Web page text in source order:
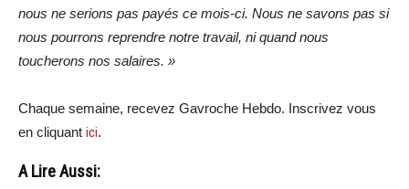
nous ne serions pas payés ce mois-ci. Nous ne savons pas si
nous pourrons reprendre notre travail, ni quand nous
toucherons nos salaires. »
Chaque semaine, recevez Gavroche Hebdo. Inscrivez vous
en cliquant ici.
A Lire Aussi: